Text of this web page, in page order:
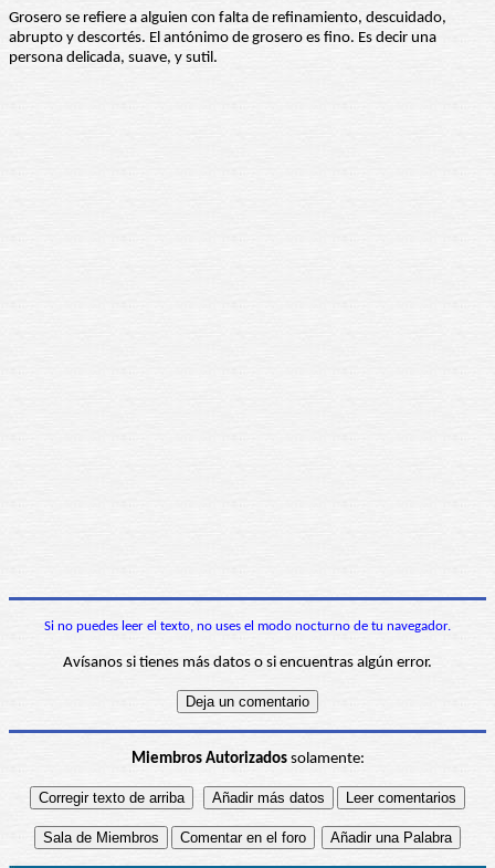
Grosero se refiere a alguien con falta de refinamiento, descuidado,
abrupto y descortés. El antónimo de grosero es fino. Es decir una
persona delicada, suave, y sutil.
Si no puedes leer el texto, no uses el modo nocturno de tu navegador.
Avísanos si tienes más datos o si encuentras algún error.
Miembros Autorizadossolamente: